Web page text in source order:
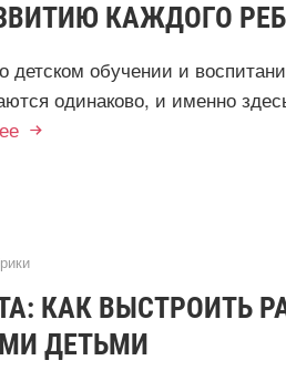
КАЖДОГО
детском обучении и
одинаково, и именно
КАК ВЫСТРОИТЬ
ДЕТЬМИ